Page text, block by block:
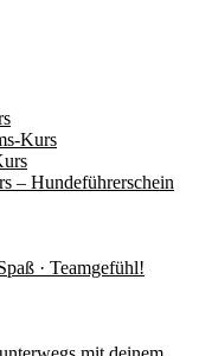
Kurs
– Hundeführerschein
· Teamgefühl!